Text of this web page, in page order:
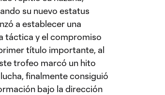
su nuevo estatus
a establecer una
táctica y el compromiso
título importante, al
trofeo marcó un hito
finalmente consiguió
bajo la dirección